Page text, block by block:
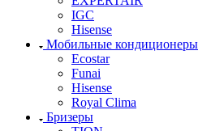
IGC
Hisense
Мобильные кондиционеры
Ecostar
Funai
Hisense
Royal Clima
Бризеры